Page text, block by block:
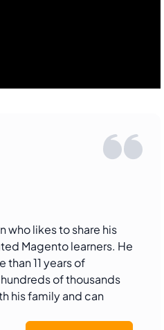
who likes to share his
Magento learners. He
11 years of
of thousands
his family and can